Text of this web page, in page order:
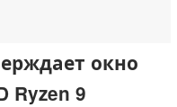
окно
Ryzen 9